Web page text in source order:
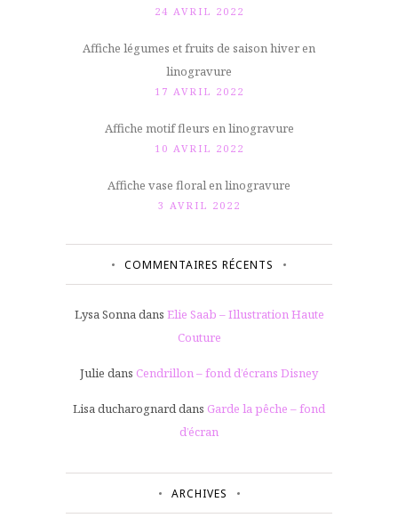
24 AVRIL 2022
Affiche légumes et fruits de saison hiver en
linogravure
17 AVRIL 2022
Affiche motif fleurs en linogravure
10 AVRIL 2022
Affiche vase floral en linogravure
3 AVRIL 2022
COMMENTAIRES RÉCENTS
Lysa Sonnadans Elie Saab – Illustration Haute
Couture
Julie dans Cendrillon – fond d’écrans Disney
Lisa ducharognarddans Garde la pêche – fond
d’écran
ARCHIVES